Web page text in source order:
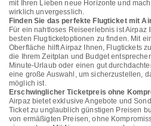
mit Ihren Lieben neue Horizonte und
wirklich unvergesslich.
Finden Sie das perfekte Flugticket mit
Für ein nahtloses Reiseerlebnis ist Airpaz
besten Flugticketoptionen zu finden. Mit
Oberfläche hilft Airpaz Ihnen, Flugtickets
die Ihrem Zeitplan und Budget
Minute-Urlaub oder einen gut
eine große Auswahl, um sicherzustellen,
möglich ist.
Erschwinglicher Ticketpreis ohne
Airpaz bietet exklusive Angebote und
Ticket zu unglaublich günstigen Preisen
von ermäßigten Preisen, ohne